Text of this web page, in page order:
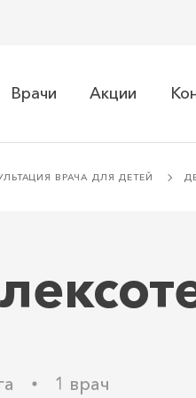
Врачи Акции
ВРАЧА ДЛЯ ДЕТЕЙ
1 врач